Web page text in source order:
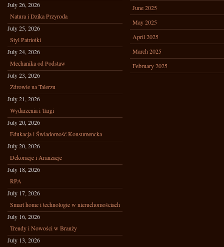
July 26, 2026
Natura i Dzika Przyroda
July 25, 2026
Styl Patriotki
July 24, 2026
Mechanika od Podstaw
July 23, 2026
Zdrowie na Talerzu
July 21, 2026
Wydarzenia i Targi
July 20, 2026
Edukacja i Świadomość Konsumencka
July 20, 2026
Dekoracje i Aranżacje
July 18, 2026
RPA
July 17, 2026
Smart home i technologie w nieruchomościach
July 16, 2026
Trendy i Nowości w Branży
July 13, 2026
June 2025
May 2025
April 2025
March 2025
February 2025